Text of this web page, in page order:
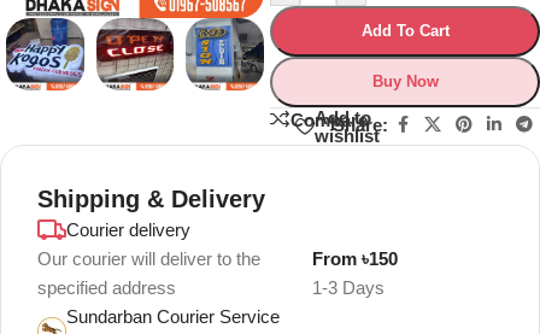
Add To Cart
Buy Now
Compare
Add to
wishlist
Share:
Shipping & Delivery
Courier delivery
Our courier will deliver to the
specified address
1-3 Days
From ৳150
Sundarban Courier Service